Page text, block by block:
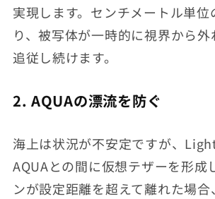
実現します。センチメートル単位
り、被写体が一時的に視界から外
追従し続けます。
2. AQUAの漂流を防ぐ
海上は状況が不安定ですが、
AQUAとの間に仮想テザーを形成
ンが設定距離を超えて離れた場